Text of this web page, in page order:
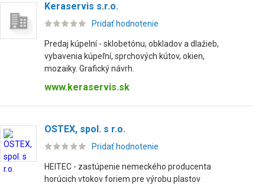
Keraservis s.r.o.
Pridať hodnotenie
Predaj kúpelní - sklobetónu, obkladov a dlažieb,
vybavenia kúpeľní, sprchových kútov, okien,
mozaiky. Grafický návrh.
www.keraservis.sk
OSTEX, spol. s r.o.
Pridať hodnotenie
HEITEC - zastúpenie nemeckého producenta
horúcich vtokov foriem pre výrobu plastov